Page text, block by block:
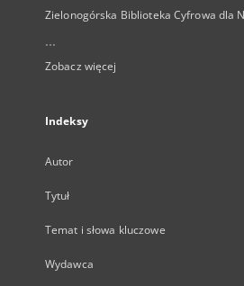
Zielonogórska Biblioteka Cyfrowa dla
...
Zobacz więcej
Indeksy
Autor
Tytuł
Temat i słowa kluczowe
Wydawca